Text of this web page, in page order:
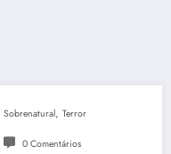
Sobrenatural, Terror
0 Comentários